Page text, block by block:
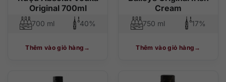
Original 700ml
700 ml 40%
Thêm vào giỏ hàng
Cream
750 ml 17%
Thêm vào giỏ hàng